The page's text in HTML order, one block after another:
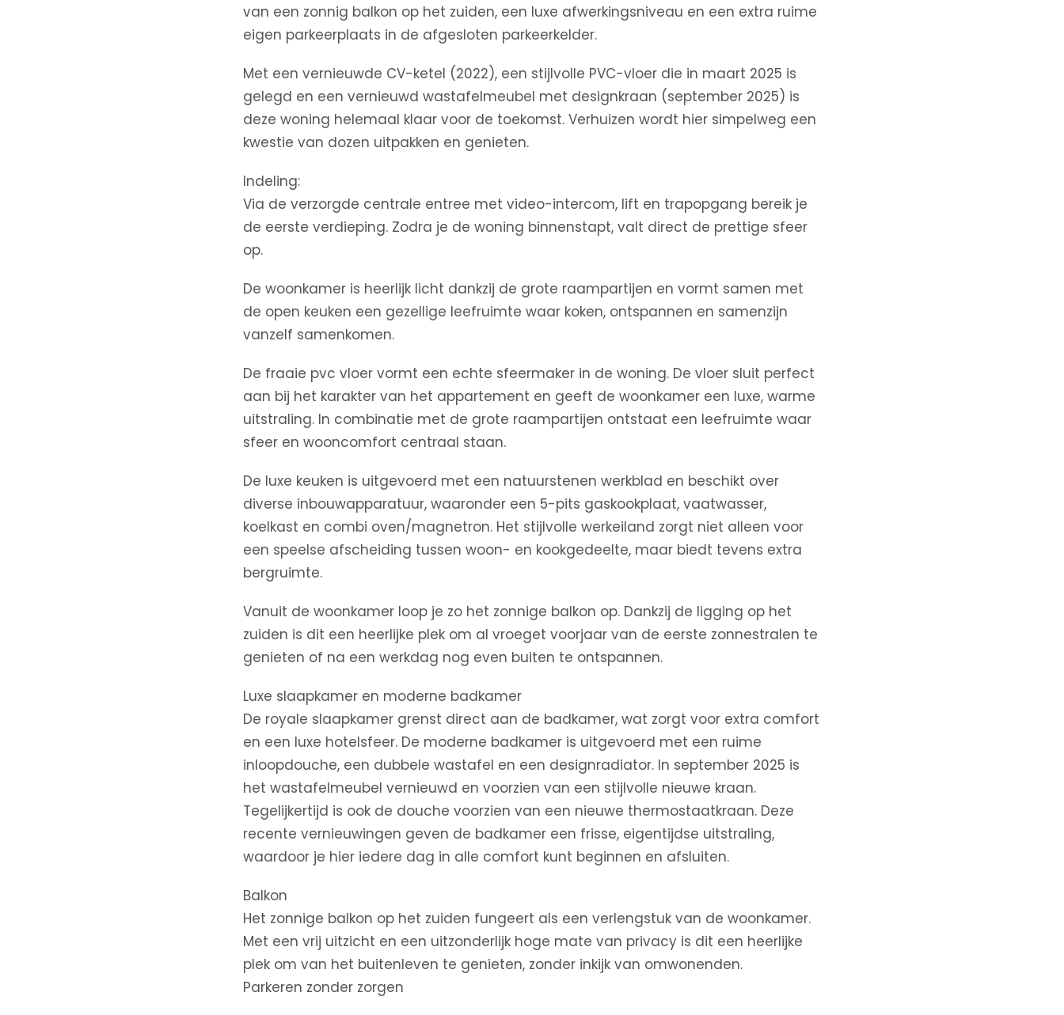
van een zonnig balkon op het zuiden, een luxe afwerkingsniveau en een extra ruime
eigen parkeerplaats in de afgesloten parkeerkelder.
Met een vernieuwde CV-ketel (2022), een stijlvolle PVC-vloer die in maart 2025 is
gelegd en een vernieuwd wastafelmeubel met designkraan (september 2025) is
deze woning helemaal klaar voor de toekomst. Verhuizen wordt hier simpelweg een
kwestie van dozen uitpakken en genieten.
Indeling:
Via de verzorgde centrale entree met video-intercom, lift en trapopgang bereik je
de eerste verdieping. Zodra je de woning binnenstapt, valt direct de prettige sfeer
op.
De woonkamer is heerlijk licht dankzij de grote raampartijen en vormt samen met
de open keuken een gezellige leefruimte waar koken, ontspannen en samenzijn
vanzelf samenkomen.
De fraaie pvc vloer vormt een echte sfeermaker in de woning. De vloer sluit perfect
aan bij het karakter van het appartement en geeft de woonkamer een luxe, warme
uitstraling. In combinatie met de grote raampartijen ontstaat een leefruimte waar
sfeer en wooncomfort centraal staan.
De luxe keuken is uitgevoerd met een natuurstenen werkblad en beschikt over
diverse inbouwapparatuur, waaronder een 5-pits gaskookplaat, vaatwasser,
koelkast en combi oven/magnetron. Het stijlvolle werkeiland zorgt niet alleen voor
een speelse afscheiding tussen woon- en kookgedeelte, maar biedt tevens extra
bergruimte.
Vanuit de woonkamer loop je zo het zonnige balkon op. Dankzij de ligging op het
zuiden is dit een heerlijke plek om al vroeget voorjaar van de eerste zonnestralen te
genieten of na een werkdag nog even buiten te ontspannen.
Luxe slaapkamer en moderne badkamer
De royale slaapkamer grenst direct aan de badkamer, wat zorgt voor extra comfort
en een luxe hotelsfeer. De moderne badkamer is uitgevoerd met een ruime
inloopdouche, een dubbele wastafel en een designradiator. In september 2025 is
het wastafelmeubel vernieuwd en voorzien van een stijlvolle nieuwe kraan.
Tegelijkertijd is ook de douche voorzien van een nieuwe thermostaatkraan. Deze
recente vernieuwingen geven de badkamer een frisse, eigentijdse uitstraling,
waardoor je hier iedere dag in alle comfort kunt beginnen en afsluiten.
Balkon
Het zonnige balkon op het zuiden fungeert als een verlengstuk van de woonkamer.
Met een vrij uitzicht en een uitzonderlijk hoge mate van privacy is dit een heerlijke
plek om van het buitenleven te genieten, zonder inkijk van omwonenden.
Parkeren zonder zorgen